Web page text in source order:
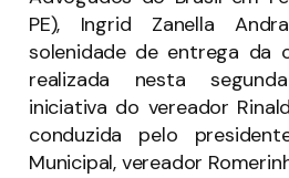
PE), Ingrid Zanella
solenidade de entrega da
realizada nesta
iniciativa do vereador
conduzida pelo
Municipal, vereador